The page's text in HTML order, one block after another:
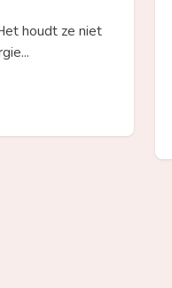
houdt ze niet